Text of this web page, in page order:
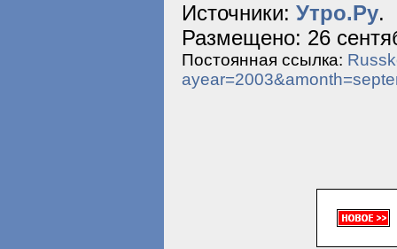
Источники: Утро.Ру.
Размещено: 26
Постоянная ссылка: